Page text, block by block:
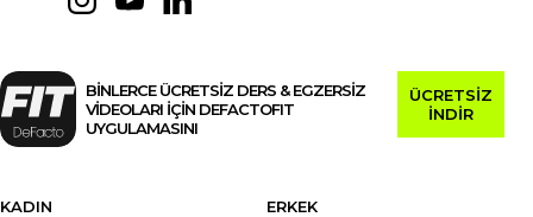
BİNLERCE ÜCRETSİZ DERS & EGZERSİZ
VİDEOLARI İÇİN DEFACTOFIT
UYGULAMASINI
ÜCRETSİZ
İNDİR
KADIN
ERKEK